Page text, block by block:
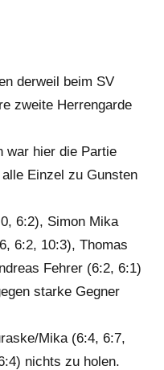
derweil beim SV
zweite Herrengarde
war hier die Partie
Einzel zu Gunsten
6:2), Simon Mika
6:2, 10:3), Thomas
Fehrer (6:2, 6:1)
starke Gegner
Mika (6:4, 6:7,
nichts zu holen.